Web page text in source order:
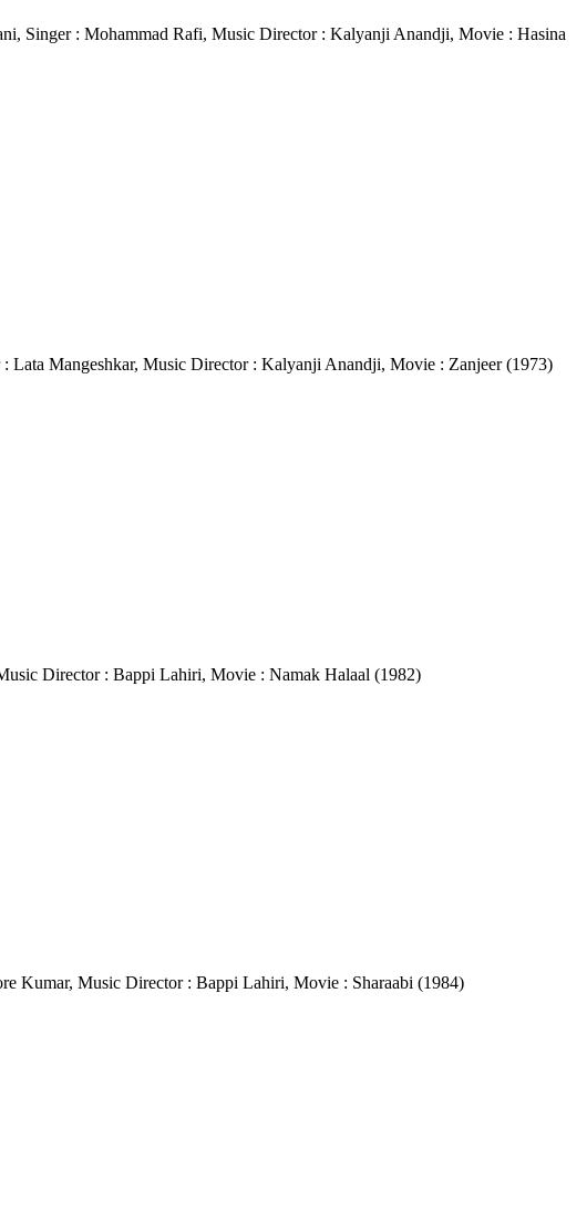
Singer : Mohammad Rafi, Music Director : Kalyanji Anandji, Movie : Hasina
Mangeshkar, Music Director : Kalyanji Anandji, Movie : Zanjeer (1973)
Director : Bappi Lahiri, Movie : Namak Halaal (1982)
Kumar, Music Director : Bappi Lahiri, Movie : Sharaabi (1984)